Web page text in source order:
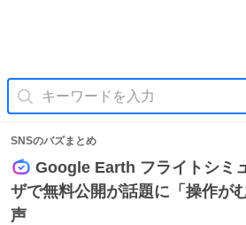
SNSのバズまとめ
Google Earth フライトシミ
ザで無料公開が話題に「操作が
声